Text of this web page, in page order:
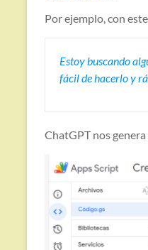
Por ejemplo, con
Estoy buscando
fácil de hacerlo y
ChatGPT nos